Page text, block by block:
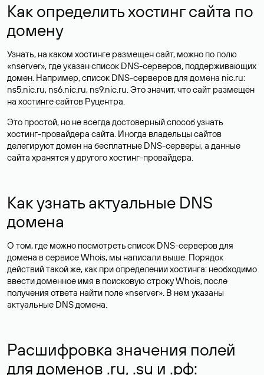
Как определить хостинг сайта по
домену
Узнать, на каком хостинге размещен сайт, можно по полю
«nserver», где указан список DNS-серверов, поддерживающих
домен. Например, список DNS-серверов для домена nic.ru:
ns5.nic.ru, ns6.nic.ru, ns9.nic.ru. Это значит, что сайт размещен
на хостинге сайтов Руцентра.
Это простой, но не всегда достоверный способ узнать
хостинг-провайдера сайта. Иногда владельцы сайтов
делегируют домен на бесплатные DNS-серверы, а данные
сайта хранятся у другого хостинг-провайдера.
Как узнать актуальные DNS
домена
О том, где можно посмотреть список DNS-серверов для
домена в сервисе Whois, мы написали выше. Порядок
действий такой же, как при определении хостинга: необходимо
ввести доменное имя в поисковую строку Whois, после
получения ответа найти поле «nserver». В нем указаны
актуальные DNS домена.
Расшифровка значения полей
для доменов .ru, .su и .рф: